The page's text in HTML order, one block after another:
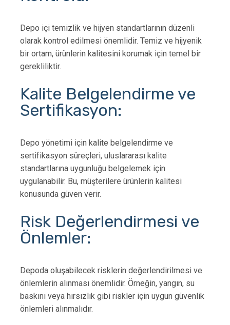
Depo içi temizlik ve hijyen standartlarının düzenli
olarak kontrol edilmesi önemlidir. Temiz ve hijyenik
bir ortam, ürünlerin kalitesini korumak için temel bir
gerekliliktir.
Kalite Belgelendirme ve
Sertifikasyon:
Depo yönetimi için kalite belgelendirme ve
sertifikasyon süreçleri, uluslararası kalite
standartlarına uygunluğu belgelemek için
uygulanabilir. Bu, müşterilere ürünlerin kalitesi
konusunda güven verir.
Risk Değerlendirmesi ve
Önlemler:
Depoda oluşabilecek risklerin değerlendirilmesi ve
önlemlerin alınması önemlidir. Örneğin, yangın, su
baskını veya hırsızlık gibi riskler için uygun güvenlik
önlemleri alınmalıdır.